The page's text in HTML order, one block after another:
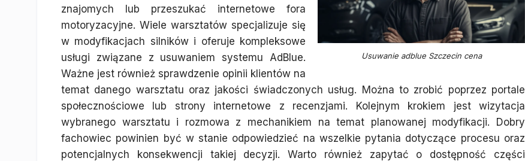
Usuwanie adblue Szczecin cena
znajomych lub przeszukać internetowe fora
motoryzacyjne. Wiele warsztatów specjalizuje się
w modyfikacjach silników i oferuje kompleksowe
usługi związane z usuwaniem systemu AdBlue.
Ważne jest również sprawdzenie opinii klientów na
temat danego warsztatu oraz jakości świadczonych usług. Można to zrobić poprzez portale
społecznościowe lub strony internetowe z recenzjami. Kolejnym krokiem jest wizytacja
wybranego warsztatu i rozmowa z mechanikiem na temat planowanej modyfikacji. Dobry
fachowiec powinien być w stanie odpowiedzieć na wszelkie pytania dotyczące procesu oraz
potencjalnych konsekwencji takiej decyzji. Warto również zapytać o dostępność części